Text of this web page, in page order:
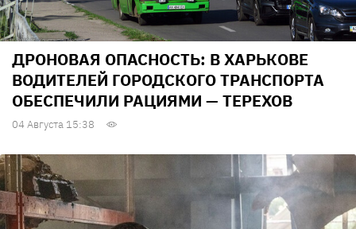
ДРОНОВАЯ ОПАСНОСТЬ: В ХАРЬКОВЕ
ВОДИТЕЛЕЙ ГОРОДСКОГО ТРАНСПОРТА
ОБЕСПЕЧИЛИ РАЦИЯМИ — ТЕРЕХОВ
04 Августа 15:38